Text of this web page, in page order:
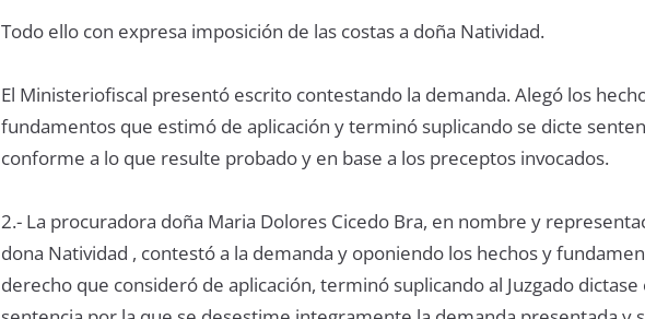
Todo ello con expresa imposición de las costas a doña Natividad.
El Ministeriofiscal presentó escrito contestando la demanda. Alegó los
fundamentos que estimó de aplicación y terminó suplicando se dicte
conforme a lo que resulte probado y en base a los preceptos invocados.
2.- La procuradora doña Maria Dolores Cicedo Bra, en nombre y
dona Natividad , contestó a la demanda y oponiendo los hechos y
derecho que consideró de aplicación, terminó suplicando al Juzgado dictase